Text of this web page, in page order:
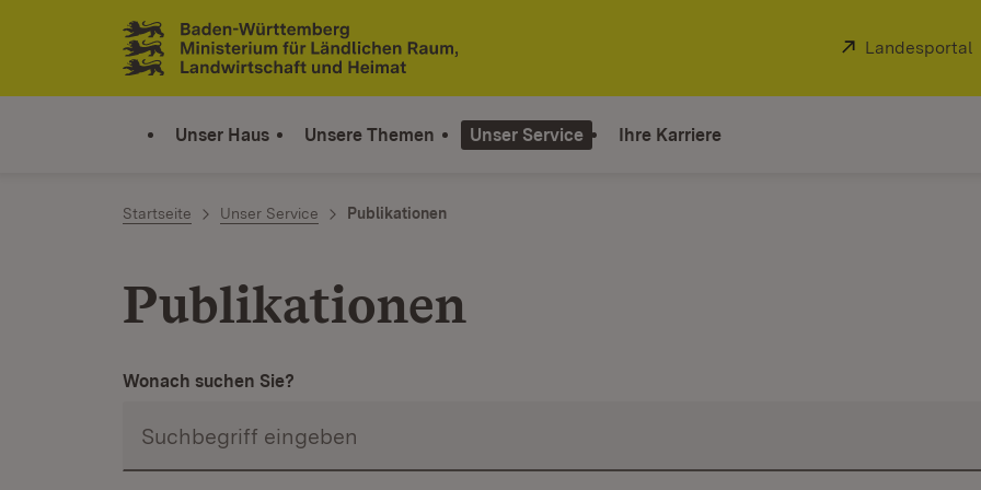
Zum Inhalt springen
Link zur Startseite
Extern:
Landesportal
Unser Haus Unsere Themen Unser Service Ihre Karriere
Startseite Unser Service Publikationen
Publikationen
Wonach suchen Sie?